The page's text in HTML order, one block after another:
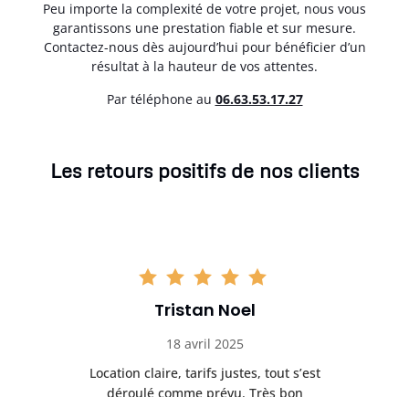
Peu importe la complexité de votre projet, nous vous
garantissons une prestation fiable et sur mesure.
Contactez-nous dès aujourd’hui pour bénéficier d’un
résultat à la hauteur de vos attentes.
Par téléphone au 06.63.53.17.27
Les retours positifs de nos clients
Tristan Noel
18 avril 2025
Location claire, tarifs justes, tout s’est
déroulé comme prévu. Très bon